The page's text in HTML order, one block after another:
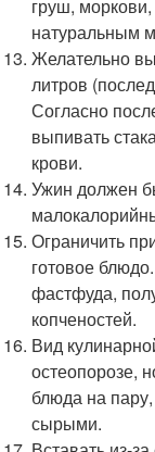
груш,
натуральным
Желательно
литров
Согласно
выпивать
крови.
Ужин должен
Ограничить
готовое
фастфуда,
копченостей.
Вид
остеопорозе,
блюда на
сырыми.